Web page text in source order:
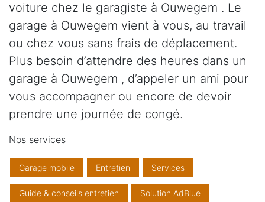
voiture chez le garagiste à Ouwegem . Le
garage à Ouwegem vient à vous, au travail
ou chez vous sans frais de déplacement.
Plus besoin d’attendre des heures dans un
garage à Ouwegem , d’appeler un ami pour
vous accompagner ou encore de devoir
prendre une journée de congé.
Nos services
Garage mobile Entretien Services
Guide & conseils entretien Solution AdBlue